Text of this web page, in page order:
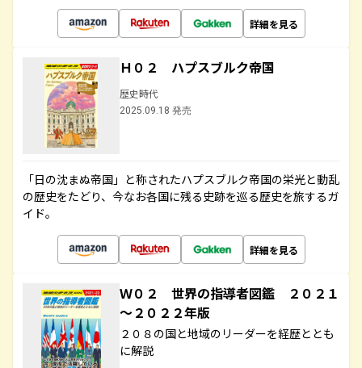
詳細を見る
Ｈ０２ ハプスブルク帝国
歴史時代
2025.09.18 発売
「日の沈まぬ帝国」と称されたハプスブルク帝国の栄光と動乱
の歴史をたどり、今なお各国に残る史跡を巡る歴史を旅するガ
イド。
詳細を見る
Ｗ０２ 世界の指導者図鑑 ２０２１
～２０２２年版
２０８の国と地域のリーダーを経歴ととも
に解説